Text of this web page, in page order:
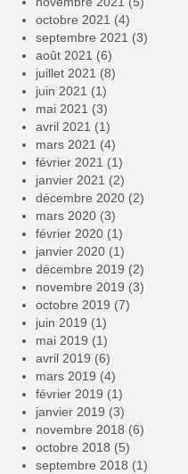
octobre 2021 (4)
septembre 2021 (3)
août 2021 (6)
juillet 2021 (8)
juin 2021 (1)
mai 2021 (3)
avril 2021 (1)
mars 2021 (4)
février 2021 (1)
janvier 2021 (2)
décembre 2020 (2)
mars 2020 (3)
février 2020 (1)
janvier 2020 (1)
décembre 2019 (2)
novembre 2019 (3)
octobre 2019 (7)
juin 2019 (1)
mai 2019 (1)
avril 2019 (6)
mars 2019 (4)
février 2019 (1)
janvier 2019 (3)
novembre 2018 (6)
octobre 2018 (5)
septembre 2018 (1)